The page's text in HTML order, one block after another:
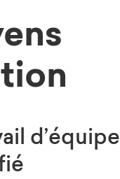
d’équipe